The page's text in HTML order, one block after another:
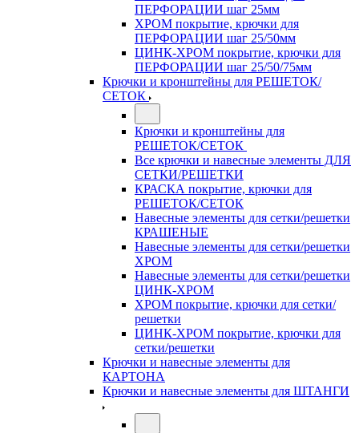
ПЕРФОРАЦИИ шаг 25мм
ХРОМ покрытие, крючки для
ПЕРФОРАЦИИ шаг 25/50мм
ЦИНК-ХРОМ покрытие, крючки для
ПЕРФОРАЦИИ шаг 25/50/75мм
Крючки и кронштейны для РЕШЕТОК/
СЕТОК
Крючки и кронштейны для
РЕШЕТОК/СЕТОК
Все крючки и навесные элементы ДЛЯ
СЕТКИ/РЕШЕТКИ
КРАСКА покрытие, крючки для
РЕШЕТОК/СЕТОК
Навесные элементы для сетки/решетки
КРАШЕНЫЕ
Навесные элементы для сетки/решетки
ХРОМ
Навесные элементы для сетки/решетки
ЦИНК-ХРОМ
ХРОМ покрытие, крючки для сетки/
решетки
ЦИНК-ХРОМ покрытие, крючки для
сетки/решетки
Крючки и навесные элементы для
КАРТОНА
Крючки и навесные элементы для ШТАНГИ